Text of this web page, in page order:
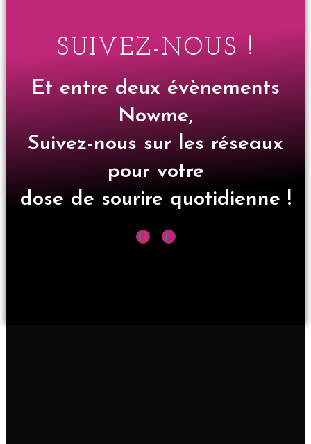
SUIVEZ-NOUS !
Et entre deux évènements
Nowme,
Suivez-nous sur les réseaux
pour votre
dose de sourire quotidienne !